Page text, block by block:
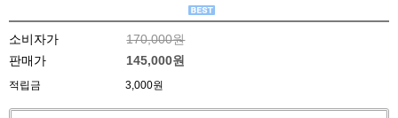
소비자가
170,000원
판매가
145,000원
적립금 3,000원